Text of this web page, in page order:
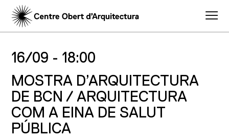
16/09 - 18:00
MOSTRA D’ARQUITECTURA
DE BCN / ARQUITECTURA
COM A EINA DE SALUT
PÚBLICA